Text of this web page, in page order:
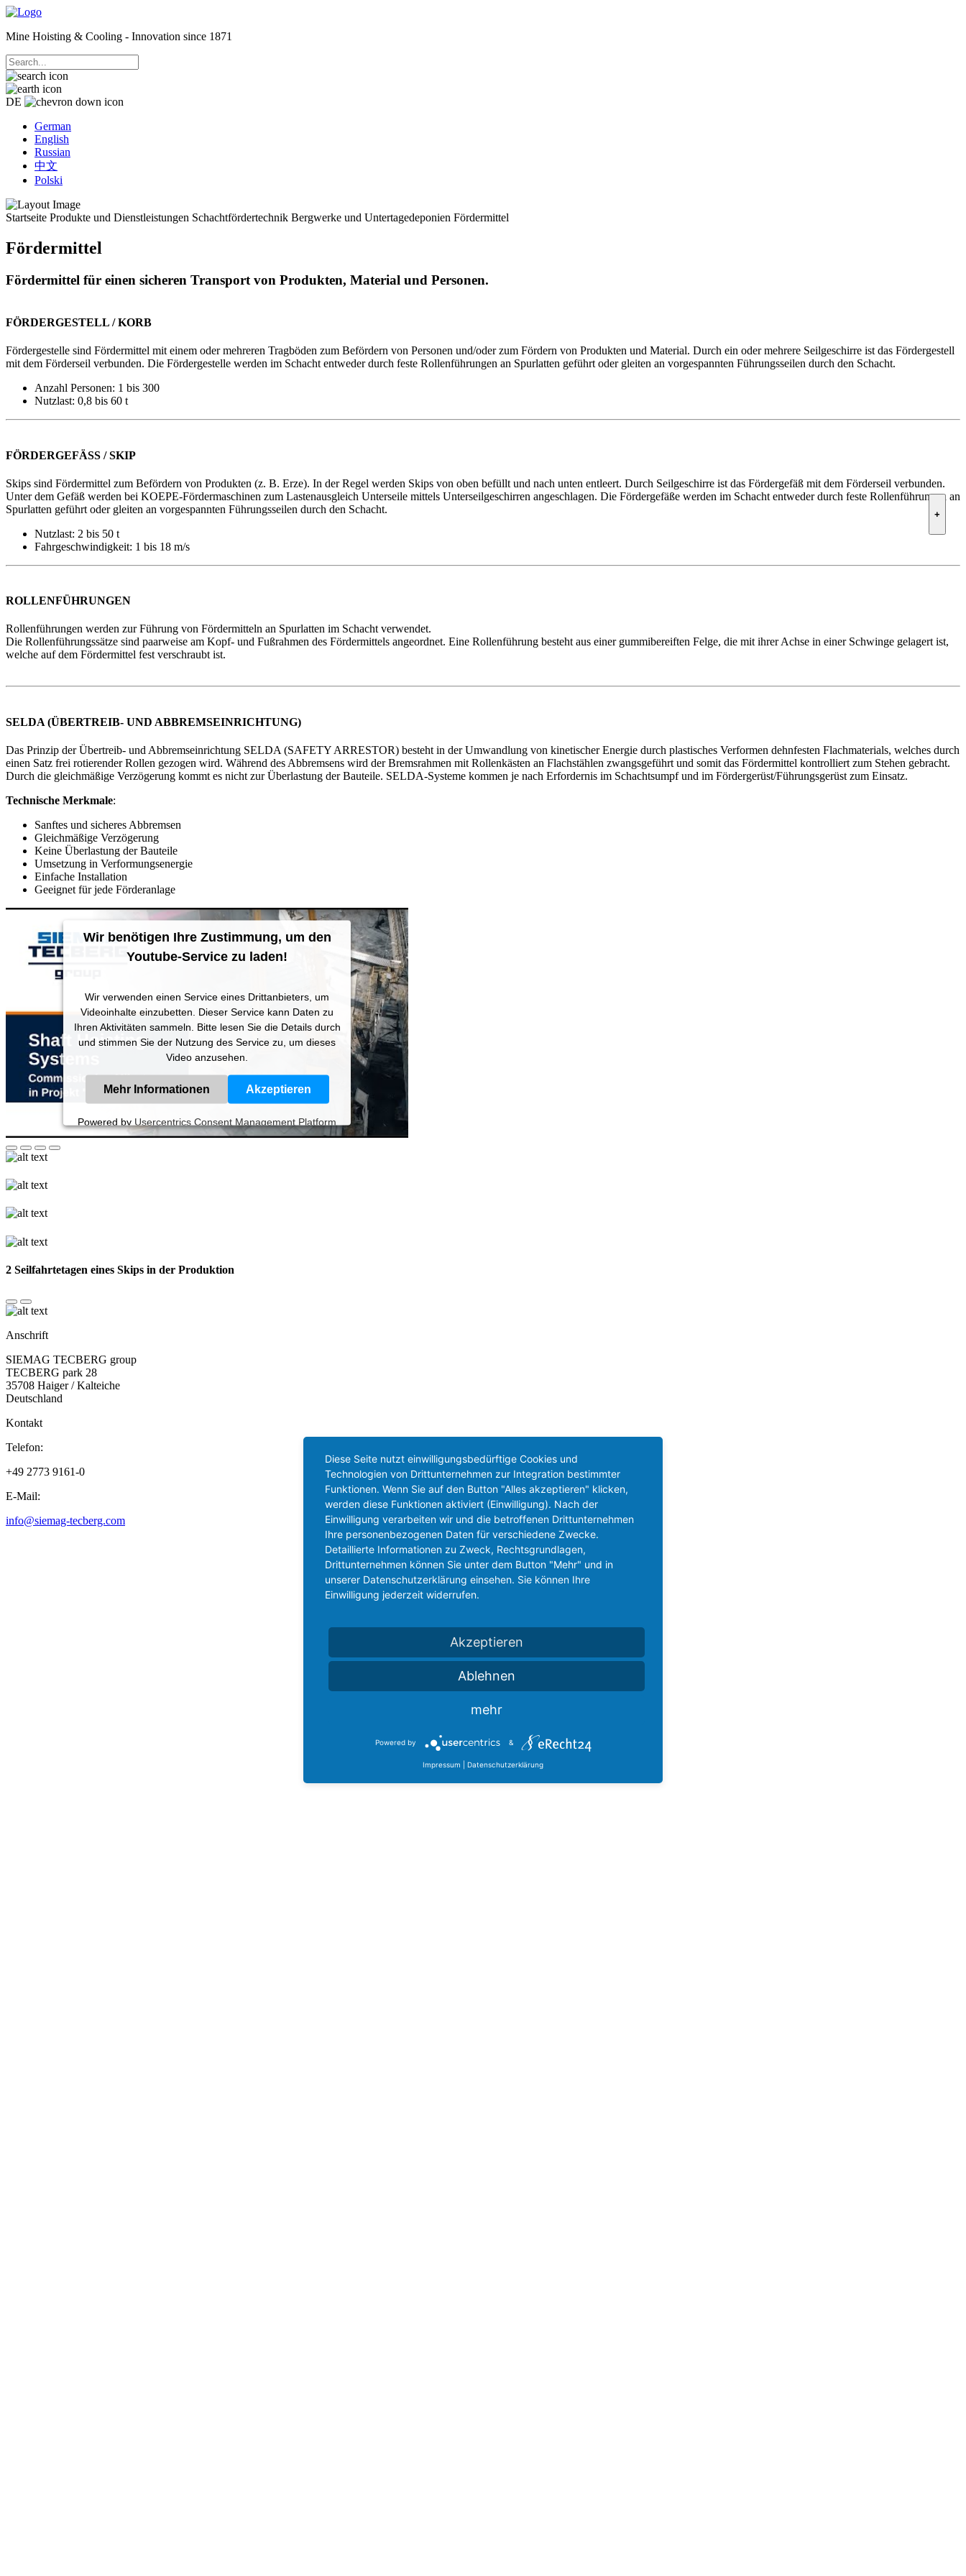
Mine Hoisting & Cooling - Innovation since 1871
DE
German
English
Russian
中文
Polski
Startseite Produkte und Dienstleistungen Schachtfördertechnik Bergwerke und Untertagedeponien Fördermittel
Fördermittel
Fördermittel für einen sicheren Transport von Produkten, Material und Personen.
FÖRDERGESTELL / KORB
Fördergestelle sind Fördermittel mit einem oder mehreren Tragböden zum Befördern von Personen und/oder zum Fördern von Produkten und Material. Durch ein oder mehrere Seilgeschirre ist das Fördergestell
mit dem Förderseil verbunden. Die Fördergestelle werden im Schacht entweder durch feste Rollenführungen an Spurlatten geführt oder gleiten an vorgespannten Führungsseilen durch den Schacht.
Anzahl Personen: 1 bis 300
Nutzlast: 0,8 bis 60 t
FÖRDERGEFÄSS / SKIP
Skips sind Fördermittel zum Befördern von Produkten (z. B. Erze). In der Regel werden Skips von oben befüllt und nach unten entleert. Durch Seilgeschirre ist das Fördergefäß mit dem Förderseil verbunden.
Unter dem Gefäß werden bei KOEPE-Fördermaschinen zum Lastenausgleich Unterseile mittels Unterseilgeschirren angeschlagen. Die Fördergefäße werden im Schacht entweder durch feste Rollenführungen an
Spurlatten geführt oder gleiten an vorgespannten Führungsseilen durch den Schacht.
Nutzlast: 2 bis 50 t
Fahrgeschwindigkeit: 1 bis 18 m/s
ROLLENFÜHRUNGEN
Rollenführungen werden zur Führung von Fördermitteln an Spurlatten im Schacht verwendet.
Die Rollenführungssätze sind paarweise am Kopf- und Fußrahmen des Fördermittels angeordnet. Eine Rollenführung besteht aus einer gummibereiften Felge, die mit ihrer Achse in einer Schwinge gelagert ist,
welche auf dem Fördermittel fest verschraubt ist.
SELDA (ÜBERTREIB- UND ABBREMSEINRICHTUNG)
Das Prinzip der Übertreib- und Abbremseinrichtung SELDA (SAFETY ARRESTOR) besteht in der Umwandlung von kinetischer Energie durch plastisches Verformen dehnfesten Flachmaterials, welches durch
einen Satz frei rotierender Rollen gezogen wird. Während des Abbremsens wird der Bremsrahmen mit Rollenkästen an Flachstählen zwangsgeführt und somit das Fördermittel kontrolliert zum Stehen gebracht.
Durch die gleichmäßige Verzögerung kommt es nicht zur Überlastung der Bauteile. SELDA-Systeme kommen je nach Erfordernis im Schachtsumpf und im Fördergerüst/Führungsgerüst zum Einsatz.
Technische Merkmale:
Sanftes und sicheres Abbremsen
Gleichmäßige Verzögerung
Keine Überlastung der Bauteile
Umsetzung in Verformungsenergie
Einfache Installation
Geeignet für jede Förderanlage
Wir benötigen Ihre Zustimmung, um den
Youtube-Service zu laden!
Wir verwenden einen Service eines Drittanbieters, um
Videoinhalte einzubetten. Dieser Service kann Daten zu
Ihren Aktivitäten sammeln. Bitte lesen Sie die Details durch
und stimmen Sie der Nutzung des Service zu, um dieses
Video anzusehen.
Mehr Informationen Akzeptieren
Powered by Usercentrics Consent Management Platform
2 Seilfahrtetagen eines Skips in der Produktion
Anschrift
SIEMAG TECBERG group
TECBERG park 28
35708 Haiger / Kalteiche
Deutschland
Kontakt
Telefon:
+49 2773 9161-0
E-Mail:
info@siemag-tecberg.com
+
Diese Seite nutzt einwilligungsbedürftige Cookies und
Technologien von Drittunternehmen zur Integration bestimmter
Funktionen. Wenn Sie auf den Button "Alles akzeptieren" klicken,
werden diese Funktionen aktiviert (Einwilligung). Nach der
Einwilligung verarbeiten wir und die betroffenen Drittunternehmen
Ihre personenbezogenen Daten für verschiedene Zwecke.
Detaillierte Informationen zu Zweck, Rechtsgrundlagen,
Drittunternehmen können Sie unter dem Button "Mehr" und in
unserer Datenschutzerklärung einsehen. Sie können Ihre
Einwilligung jederzeit widerrufen.
Akzeptieren
Ablehnen
mehr
Powered by &
Impressum Datenschutzerklärung